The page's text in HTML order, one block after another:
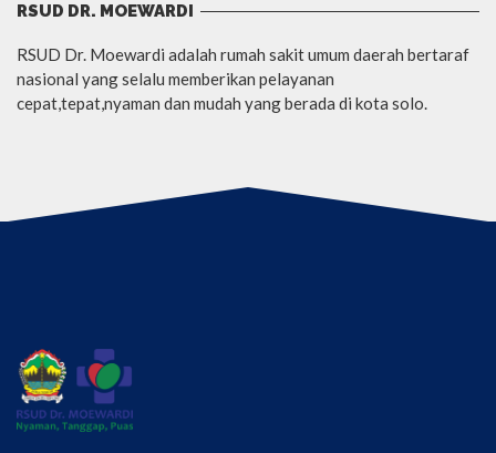
RSUD DR. MOEWARDI
RSUD Dr. Moewardi adalah rumah sakit umum daerah bertaraf
nasional yang selalu memberikan pelayanan
cepat,tepat,nyaman dan mudah yang berada di kota solo.